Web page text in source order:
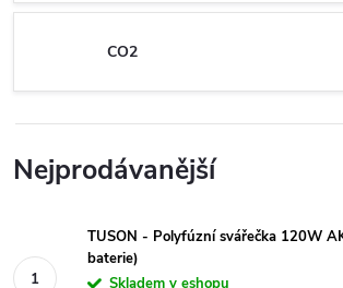
CO2
Nejprodávanější
TUSON - Polyfúzní svářečka 120W
baterie)
Skladem v eshopu